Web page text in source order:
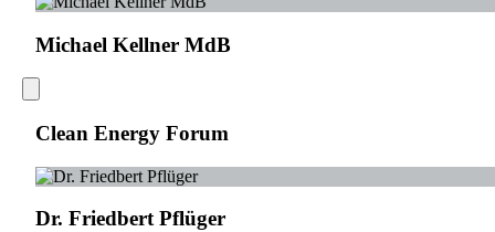
Michael Kellner MdB
Clean Energy Forum
Dr. Friedbert Pflüger